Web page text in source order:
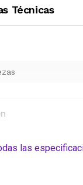
Técnicas
las